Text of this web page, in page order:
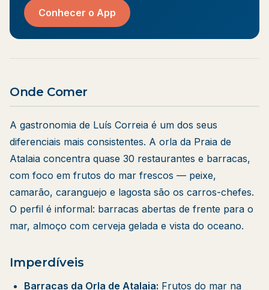
Conhecer o App
Onde Comer
A gastronomia de Luís Correia é um dos seus
diferenciais mais consistentes. A orla da Praia de
Atalaia concentra quase 30 restaurantes e barracas,
com foco em frutos do mar frescos — peixe,
camarão, caranguejo e lagosta são os carros-chefes.
O perfil é informal: barracas abertas de frente para o
mar, almoço com cerveja gelada e vista do oceano.
Imperdíveis
Barracas da Orla de Atalaia: Frutos do mar na